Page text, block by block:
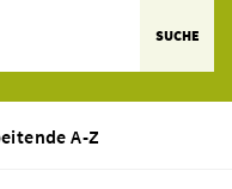
SUCHE
A-Z